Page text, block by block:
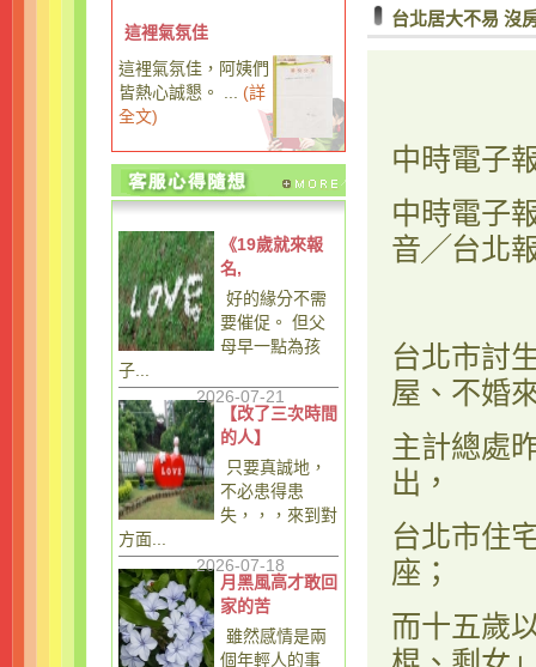
這裡氣氛佳
這裡氣氛佳，阿姨們
皆熱心誠懇。 ...
(詳
全文)
《19歲就來報
名,
好的緣分不需
要催促。 但父
母早一點為孩
子...
2026-07-21
【改了三次時間
的人】
只要真誠地，
不必患得患
失，，，來到對
方面...
2026-07-18
月黑風高才敢回
家的苦
雖然感情是兩
個年輕人的事
台北居大不易 沒
中時電子
中時電子
音╱台北
台北市討
屋、不婚
主計總處
出，
台北市住
座；
而十五歲